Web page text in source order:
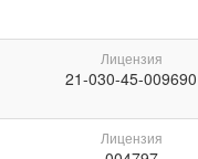
Лицензия
21-030-45-009690
Лицензия